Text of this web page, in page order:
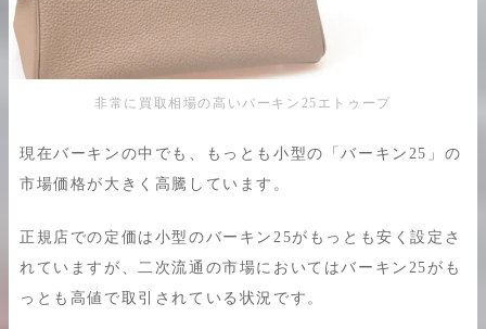
非常に買取相場の高いバーキン25エトゥープ
現在バーキンの中でも、もっとも小型の「バーキン25」の
市場価格が大きく高騰しています。
正規店での定価は小型のバーキン25がもっとも安く設定さ
れていますが、二次流通の市場においてはバーキン25がも
っとも高値で取引されている状況です。